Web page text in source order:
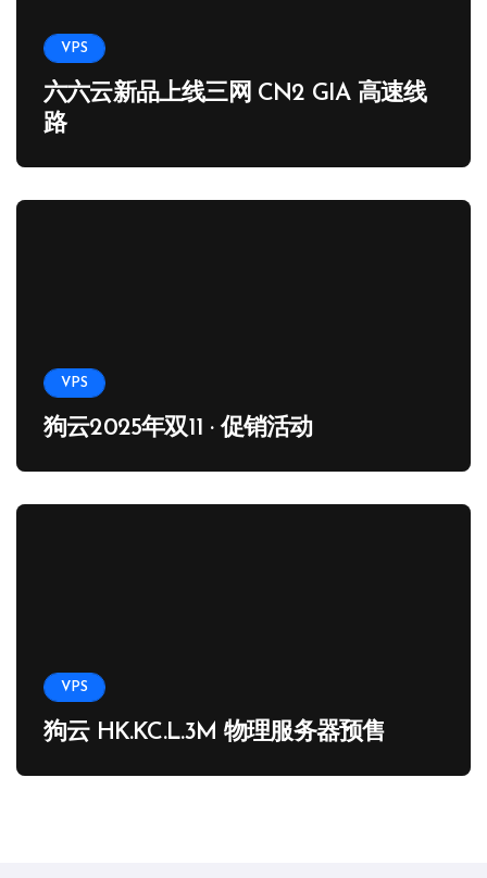
VPS
六六云新品上线三网 CN2 GIA 高速线
路
VPS
狗云2025年双11 · 促销活动
VPS
狗云 HK.KC.L.3M 物理服务器预售